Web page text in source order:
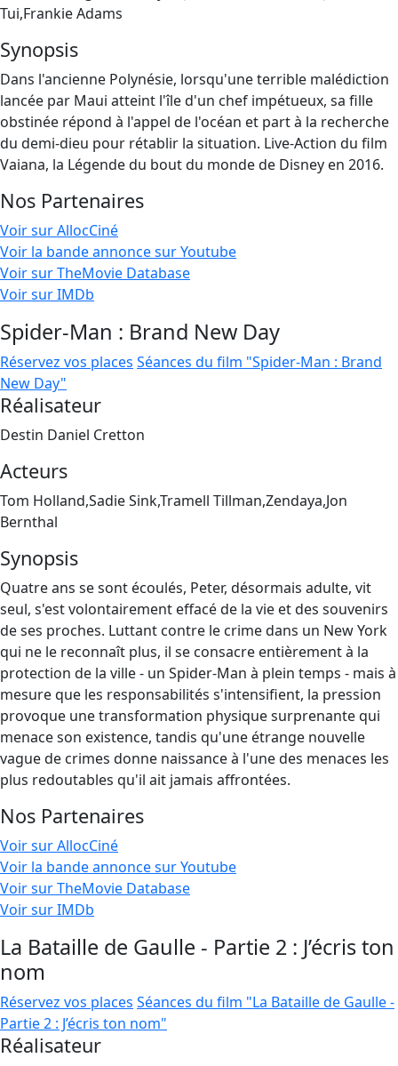
Tui,Frankie Adams
Synopsis
Dans l'ancienne Polynésie, lorsqu'une terrible malédiction
lancée par Maui atteint l'île d'un chef impétueux, sa fille
obstinée répond à l'appel de l'océan et part à la recherche
du demi-dieu pour rétablir la situation. Live-Action du film
Vaiana, la Légende du bout du monde de Disney en 2016.
Nos Partenaires
Voir sur AllocCiné
Voir la bande annonce sur Youtube
Voir sur TheMovie Database
Voir sur IMDb
Spider-Man : Brand New Day
Réservez vos places Séances du film "Spider-Man : Brand
New Day"
Réalisateur
Destin Daniel Cretton
Acteurs
Tom Holland,Sadie Sink,Tramell Tillman,Zendaya,Jon
Bernthal
Synopsis
Quatre ans se sont écoulés, Peter, désormais adulte, vit
seul, s'est volontairement effacé de la vie et des souvenirs
de ses proches. Luttant contre le crime dans un New York
qui ne le reconnaît plus, il se consacre entièrement à la
protection de la ville - un Spider-Man à plein temps - mais à
mesure que les responsabilités s'intensifient, la pression
provoque une transformation physique surprenante qui
menace son existence, tandis qu'une étrange nouvelle
vague de crimes donne naissance à l'une des menaces les
plus redoutables qu'il ait jamais affrontées.
Nos Partenaires
Voir sur AllocCiné
Voir la bande annonce sur Youtube
Voir sur TheMovie Database
Voir sur IMDb
La Bataille de Gaulle - Partie 2 : J’écris ton
nom
Réservez vos places Séances du film "La Bataille de Gaulle -
Partie 2 : J’écris ton nom"
Réalisateur